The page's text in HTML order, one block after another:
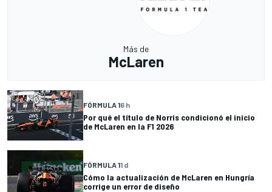
Más de
McLaren
FÓRMULA 16 h
Por qué el título de Norris condicionó el inicio
de McLaren en la F1 2026
FÓRMULA 11 d
Cómo la actualización de McLaren en Hungría
corrige un error de diseño